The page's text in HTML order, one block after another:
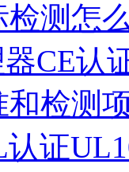
测怎
CE认
检测
证